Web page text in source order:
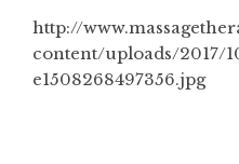
http://
content/uploads/2017/
e1508268497356.jpg